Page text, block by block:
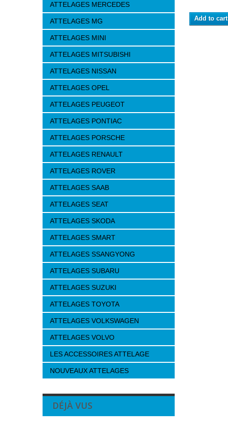
ATTELAGES MERCEDES
ATTELAGES MG
ATTELAGES MINI
ATTELAGES MITSUBISHI
ATTELAGES NISSAN
ATTELAGES OPEL
ATTELAGES PEUGEOT
ATTELAGES PONTIAC
ATTELAGES PORSCHE
ATTELAGES RENAULT
ATTELAGES ROVER
ATTELAGES SAAB
ATTELAGES SEAT
ATTELAGES SKODA
ATTELAGES SMART
ATTELAGES SSANGYONG
ATTELAGES SUBARU
ATTELAGES SUZUKI
ATTELAGES TOYOTA
ATTELAGES VOLKSWAGEN
ATTELAGES VOLVO
LES ACCESSOIRES ATTELAGE
NOUVEAUX ATTELAGES
DÉJÀ VUS
Add to cart